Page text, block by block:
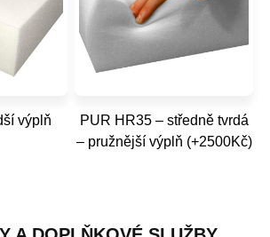
výplň
PUR HR35 – středně tvrdá
– pružnější výplň (+2500Kč)